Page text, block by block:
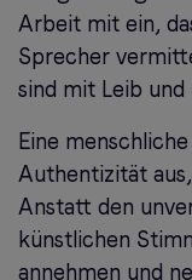
Arbeit mit ein,
Sprecher
sind mit Leib und
Eine
Authentizität
Anstatt den
künstlichen
annehmen und